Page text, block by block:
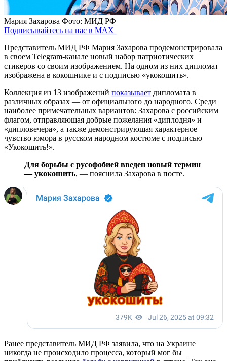
Мария Захарова Фото: МИД РФ
Подписывайтесь на нас в MAX
Представитель МИД РФ Мария Захарова продемонстрировала
в своем Telegram-канале новый набор патриотических
стикеров со своим изображением. На одном из них дипломат
изображена в кокошнике и с подписью «укокошить».
Коллекция из 13 изображений показывает дипломата в
различных образах — от официального до народного. Среди
наиболее примечательных вариантов: Захарова с российским
флагом, отправляющая добрые пожелания «диплодня» и
«дипловечера», а также демонстрирующая характерное
чувство юмора в русском народном костюме с подписью
«Укокошить!».
Для борьбы с русофобией введен новый термин
— укокошить, — пояснила Захарова в посте.
Ранее представитель МИД РФ заявила, что на Украине
никогда не происходило процесса, который мог бы